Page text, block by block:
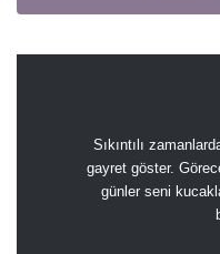
Sıkıntılı
gayret göster.
günler seni